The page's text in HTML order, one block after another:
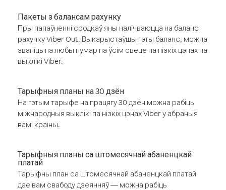
Пакеты з балансам рахунку
Пры папаўненні сродкаў яны налічваюцца на баланс
рахунку Viber Out. Выкарыстаўшы гэты баланс, можна
званіць на любы нумар па ўсім свеце па нізкіх цэнах на
выклікі Viber.
Тарыфныя планы на 30 дзён
На гэтым тарыфе на працягу 30 дзён можна рабіць
міжнародныя выклікі па нізкіх цэнах Viber у абраныя
вамі краіны.
Тарыфныя планы са штомесячнай абаненцкай
платай
Тарыфны план са штомесячнай абаненцкай платай
дае вам свабоду дзеянняў — можна рабіць